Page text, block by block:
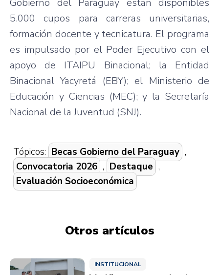
Gobierno del Paraguay están disponibles
5.000 cupos para carreras universitarias,
formación docente y tecnicatura. El programa
es impulsado por el Poder Ejecutivo con el
apoyo de ITAIPU Binacional; la Entidad
Binacional Yacyretá (EBY); el Ministerio de
Educación y Ciencias (MEC); y la Secretaría
Nacional de la Juventud (SNJ).
Tópicos: Becas Gobierno del Paraguay ,
Convocatoria 2026 , Destaque ,
Evaluación Socioeconómica
Otros artículos
INSTITUCIONAL